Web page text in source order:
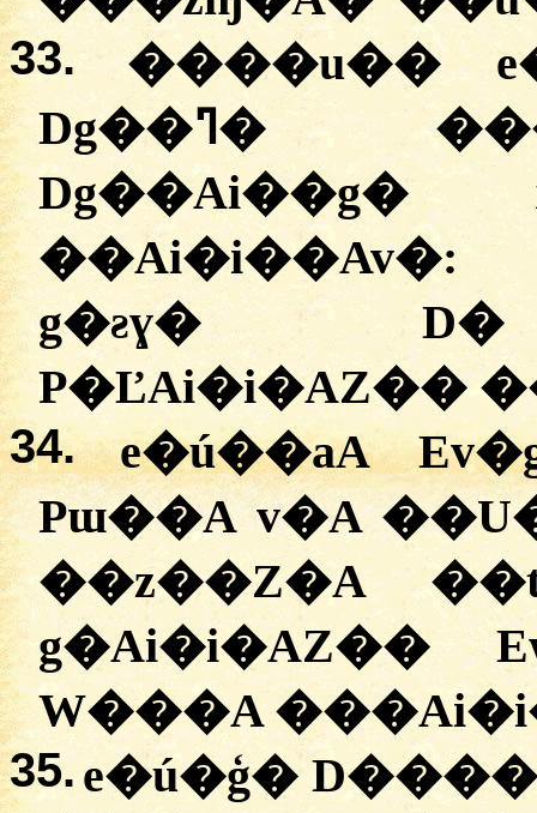
33.
����u��
Dg��ߣ� ����� ��U����
��Ai�i��Av�:
g�ƨɣ�
P�ĽAi�i�AZ��
34.
e�ú��aA
Pɯ��A v�A
��z��Z�A
g�Ai�i�AZ��
W���A
35. e�ú�ģ�